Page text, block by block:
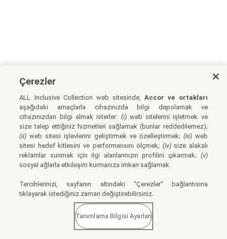
Çerezler
ALL Inclusive Collection web sitesinde,Accor ve ortakları
aşağıdaki amaçlarla cihazınızda bilgi depolamak ve
cihazınızdan bilgi almak isterler: (i)web sitelerini işletmek ve
size talep ettiğiniz hizmetleri sağlamak (bunlar reddedilemez);
(ii) web sitesi işlevlerini geliştirmek ve özelleştirmek; (iii)web
sitesi hedef kitlesini ve performansını ölçmek; (iv)size alakalı
reklamlar sunmak için ilgi alanlarınızın profilini çıkarmak; (v)
sosyal ağlarla etkileşim kurmanıza imkan sağlamak.
Tercihlerinizi, sayfanın altındaki "Çerezler" bağlantısına
tıklayarak istediğiniz zaman değiştirebilirsiniz.
Tanımlama Bilgisi Ayarları